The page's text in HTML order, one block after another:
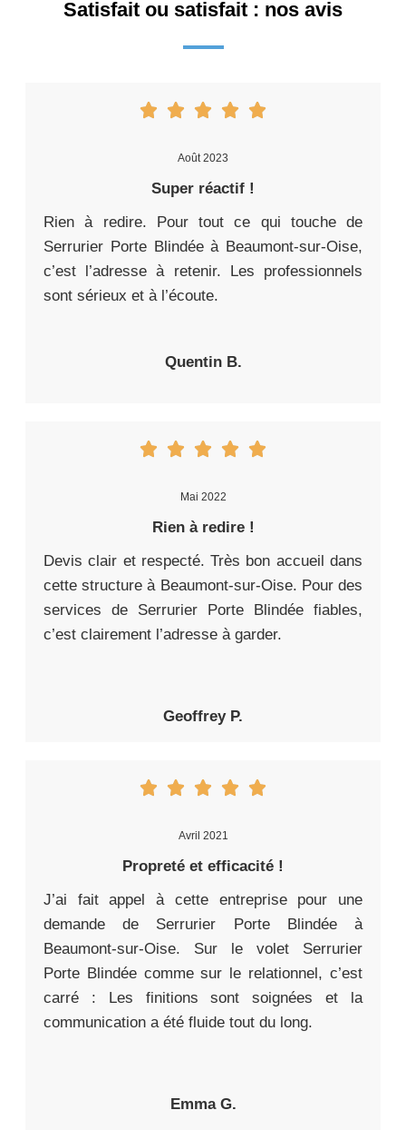
Satisfait ou satisfait : nos avis
Août 2023
Super réactif !
Rien à redire. Pour tout ce qui touche de
Serrurier Porte Blindée à Beaumont-sur-Oise,
c’est l’adresse à retenir. Les professionnels
sont sérieux et à l’écoute.
Quentin B.
Mai 2022
Rien à redire !
Devis clair et respecté. Très bon accueil dans
cette structure à Beaumont-sur-Oise. Pour des
services de Serrurier Porte Blindée fiables,
c’est clairement l’adresse à garder.
Geoffrey P.
Avril 2021
Propreté et efficacité !
J’ai fait appel à cette entreprise pour une
demande de Serrurier Porte Blindée à
Beaumont-sur-Oise. Sur le volet Serrurier
Porte Blindée comme sur le relationnel, c’est
carré : Les finitions sont soignées et la
communication a été fluide tout du long.
Emma G.